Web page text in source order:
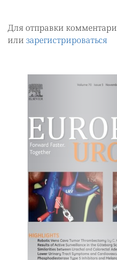
Для отправки
или зарегистрироваться